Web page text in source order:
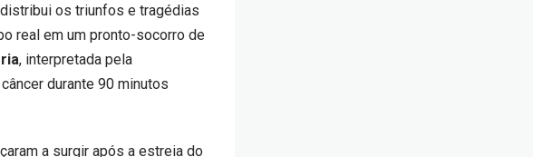
os triunfos e tragédias
real em um pronto-socorro de
, interpretada pela
durante 90 minutos
a surgir após a estreia do